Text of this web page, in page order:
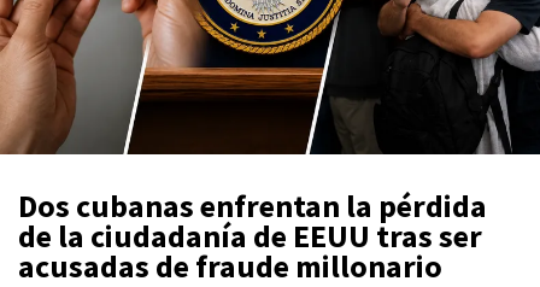
Dos cubanas enfrentan la pérdida
de la ciudadanía de EEUU tras ser
acusadas de fraude millonario